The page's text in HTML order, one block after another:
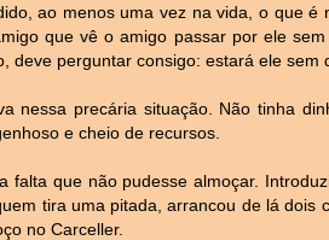
ao menos uma vez na vida, o que é
que vê o amigo passar por ele
deve perguntar consigo: estará ele sem
nessa precária situação. Não tinha
e cheio de recursos.
falta que não pudesse almoçar.
tira uma pitada, arrancou de lá dois
no Carceller.